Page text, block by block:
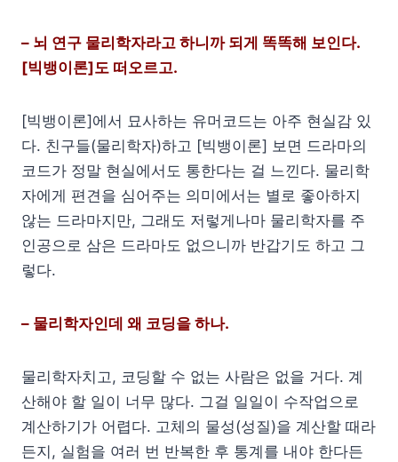
– 뇌 연구 물리학자라고 하니까 되게 똑똑해 보인다.
[빅뱅이론]도 떠오르고.
[빅뱅이론]에서 묘사하는 유머코드는 아주 현실감 있
다. 친구들(물리학자)하고 [빅뱅이론] 보면 드라마의
코드가 정말 현실에서도 통한다는 걸 느낀다. 물리학
자에게 편견을 심어주는 의미에서는 별로 좋아하지
않는 드라마지만, 그래도 저렇게나마 물리학자를 주
인공으로 삼은 드라마도 없으니까 반갑기도 하고 그
렇다.
– 물리학자인데 왜 코딩을 하나.
물리학자치고, 코딩할 수 없는 사람은 없을 거다. 계
산해야 할 일이 너무 많다. 그걸 일일이 수작업으로
계산하기가 어렵다. 고체의 물성(성질)을 계산할 때라
든지, 실험을 여러 번 반복한 후 통계를 내야 한다든